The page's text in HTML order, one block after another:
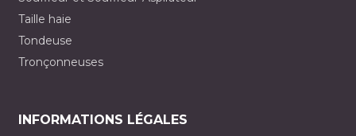
Taille haie
Tondeuse
Tronçonneuses
INFORMATIONS LÉGALES